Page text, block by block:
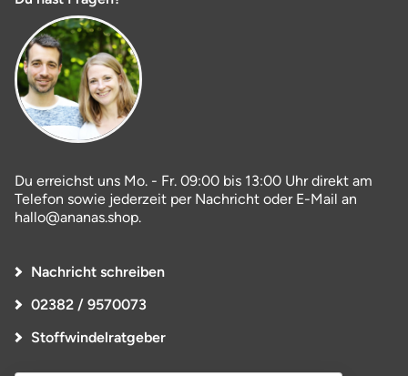
Du erreichst uns Mo. - Fr. 09:00 bis 13:00 Uhr direkt am
Telefon sowie jederzeit per Nachricht oder E-Mail an
hallo@ananas.shop.
Nachricht schreiben
02382 / 9570073
Stoffwindelratgeber